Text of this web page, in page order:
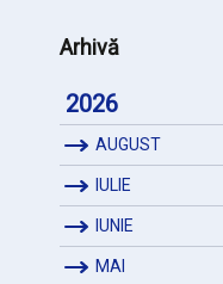
Arhivă
2026
AUGUST
IULIE
IUNIE
MAI